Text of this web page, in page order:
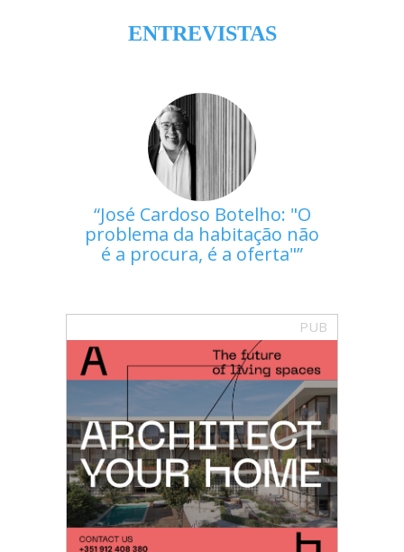
ENTREVISTAS
José Cardoso Botelho: "O
problema da habitação não
é a procura, é a oferta"
PUB